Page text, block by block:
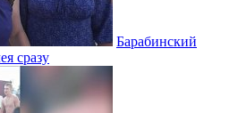
Барабинский
сразу